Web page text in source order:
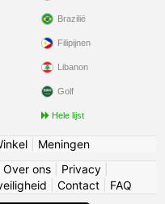
Brazilië
Filipijnen
Libanon
Golf
Hele lijst
| Meningen
Over ons Privacy
Contact FAQ